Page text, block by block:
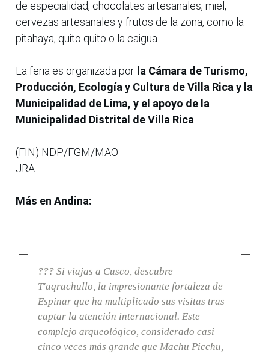
de especialidad, chocolates artesanales, miel,
cervezas artesanales y frutos de la zona, como la
pitahaya, quito quito o la caigua.
La feria es organizada por la Cámara de Turismo,
Producción, Ecología y Cultura de Villa Rica y la
Municipalidad de Lima, y el apoyo de la
Municipalidad Distrital de Villa Rica.
(FIN) NDP/FGM/MAO
JRA
Más en Andina:
??? Si viajas a Cusco, descubre
T'aqrachullo, la impresionante fortaleza de
Espinar que ha multiplicado sus visitas tras
captar la atención internacional. Este
complejo arqueológico, considerado casi
cinco veces más grande que Machu Picchu,